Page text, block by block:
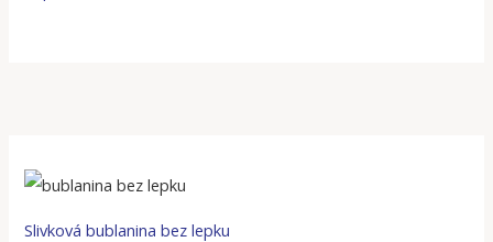
Slivková bublanina bez lepku